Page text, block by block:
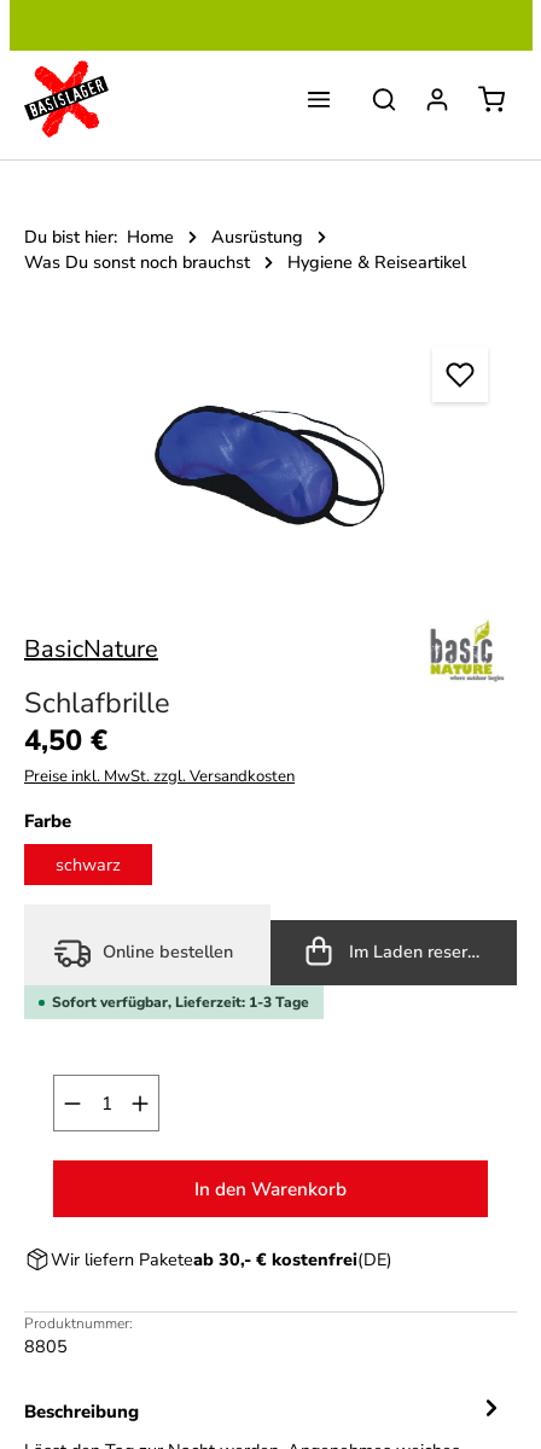
Du bist hier: Home
Ausrüstung
Was Du sonst noch brauchst
Hygiene & Reiseartikel
BasicNature
Schlafbrille
Regulärer Preis:
4,50 €
Preise inkl. MwSt. zzgl. Versandkosten
Farbeauswählen
schwarz
Online bestellen Im Laden reservieren
Sofort verfügbar, Lieferzeit: 1-3 Tage
Produkt Anzahl: Gib den gewünschten Wert
In den Warenkorb
Wir liefern Paketeab 30,- € kostenfrei(DE)
Produktnummer:
8805
Beschreibung